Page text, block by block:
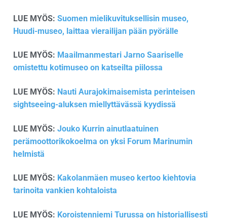
LUE MYÖS: Suomen mielikuvituksellisin museo,
Huudi-museo, laittaa vierailijan pään pyörälle
LUE MYÖS: Maailmanmestari Jarno Saariselle
omistettu kotimuseo on katseilta piilossa
LUE MYÖS: Nauti Aurajokimaisemista perinteisen
sightseeing-aluksen miellyttävässä kyydissä
LUE MYÖS: Jouko Kurrin ainutlaatuinen
perämoottorikokoelma on yksi Forum Marinumin
helmistä
LUE MYÖS: Kakolanmäen museo kertoo kiehtovia
tarinoita vankien kohtaloista
LUE MYÖS: Koroistenniemi Turussa on historiallisesti